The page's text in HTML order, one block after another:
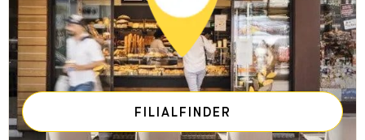
FILIALFINDER